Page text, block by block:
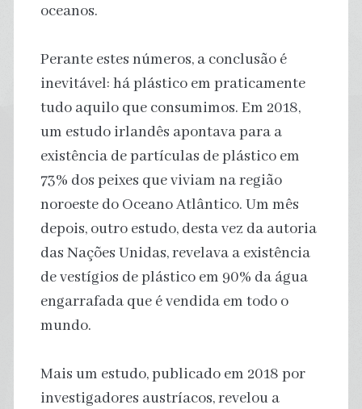
oceanos.
Perante estes números, a conclusão é
inevitável: há plástico em praticamente
tudo aquilo que consumimos. Em 2018,
um estudo irlandês apontava para a
existência de partículas de plástico em
73% dos peixes que viviam na região
noroeste do Oceano Atlântico. Um mês
depois, outro estudo, desta vez da autoria
das Nações Unidas, revelava a existência
de vestígios de plástico em 90% da água
engarrafada que é vendida em todo o
mundo.
Mais um estudo, publicado em 2018 por
investigadores austríacos, revelou a